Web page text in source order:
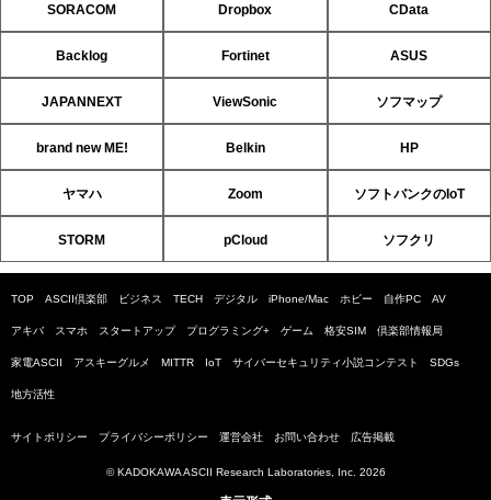
SORACOM Dropbox CData
Backlog Fortinet ASUS
JAPANNEXT ViewSonic ソフマップ
brand new ME! Belkin HP
ヤマハ Zoom ソフトバンクのIoT
STORM pCloud ソフクリ
TOP ASCII倶楽部 ビジネス TECH デジタル iPhone/Mac ホビー 自作PC AV
アキバ スマホ スタートアップ プログラミング+ ゲーム 格安SIM 倶楽部情報局
家電ASCII アスキーグルメ MITTR IoT サイバーセキュリティ小説コンテスト SDGs
地方活性
サイトポリシー プライバシーポリシー 運営会社 お問い合わせ 広告掲載
© KADOKAWA ASCII Research Laboratories, Inc. 2026